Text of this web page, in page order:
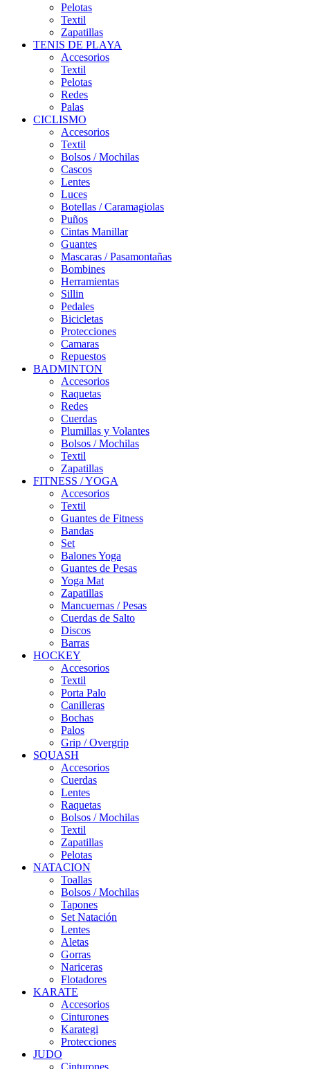
Pelotas
Textil
Zapatillas
TENIS DE PLAYA
Accesorios
Textil
Pelotas
Redes
Palas
CICLISMO
Accesorios
Textil
Bolsos / Mochilas
Cascos
Lentes
Luces
Botellas / Caramagiolas
Puños
Cintas Manillar
Guantes
Mascaras / Pasamontañas
Bombines
Herramientas
Sillin
Pedales
Bicicletas
Protecciones
Camaras
Repuestos
BADMINTON
Accesorios
Raquetas
Redes
Cuerdas
Plumillas y Volantes
Bolsos / Mochilas
Textil
Zapatillas
FITNESS / YOGA
Accesorios
Textil
Guantes de Fitness
Bandas
Set
Balones Yoga
Guantes de Pesas
Yoga Mat
Zapatillas
Mancuernas / Pesas
Cuerdas de Salto
Discos
Barras
HOCKEY
Accesorios
Textil
Porta Palo
Canilleras
Bochas
Palos
Grip / Overgrip
SQUASH
Accesorios
Cuerdas
Lentes
Raquetas
Bolsos / Mochilas
Textil
Zapatillas
Pelotas
NATACION
Toallas
Bolsos / Mochilas
Tapones
Set Natación
Lentes
Aletas
Gorras
Nariceras
Flotadores
KARATE
Accesorios
Cinturones
Karategi
Protecciones
JUDO